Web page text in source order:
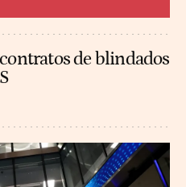
de blindados